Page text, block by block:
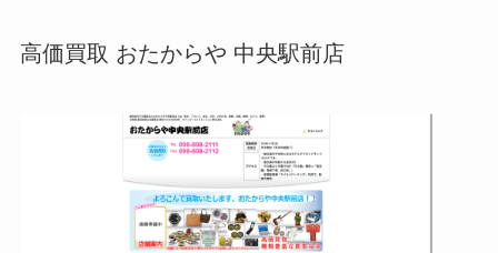
高価買取 おたからや 中央駅前店